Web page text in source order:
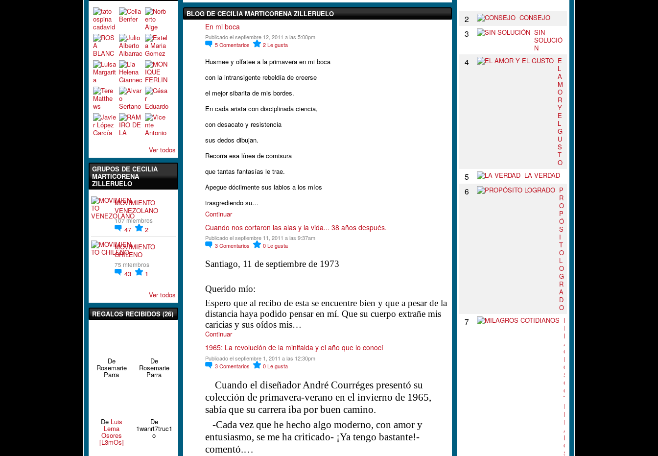
Ver todos
GRUPOS DE CECILIA
MARTICORENA
ZILLERUELO
MOVIMIENTO
VENEZOLANO
107 miembros
47
2
MOVIMIENTO
CHILENO
75 miembros
43 1
Ver todos
REGALOS RECIBIDOS (26)
De
Rosemarie
Parra
De
Rosemarie
Parra
De Luis
Lema
Osores
[L3mOs]
De
1wanrt7truc1
o
BLOG DE CECILIA MARTICORENA ZILLERUELO
En mi boca
Publicado el septiembre 12, 2011 a las 5:00pm
5Comentarios 2Le gusta
Husmee y olfatee a la primavera en mi boca
con la intransigente rebeldía de creerse
el mejor sibarita de mis bordes.
En cada arista con disciplinada ciencia,
con desacato y resistencia
sus dedos dibujan.
Recorra esa línea de comisura
que tantas fantasías le trae.
Apegue dócilmente sus labios a los míos
trasgrediendo su…
Continuar
Cuando nos cortaron las alas y la vida... 38 años después.
Publicado el septiembre 11, 2011 a las 9:37am
3Comentarios 0Le gusta
Santiago, 11 de septiembre de 1973
Querido mío:
Espero que al recibo de esta se encuentre bien y que a pesar de la
distancia haya podido pensar en mí. Que su cuerpo extrañe mis
caricias y sus oídos mis…
Continuar
1965: La revolución de la minifalda y el año que lo conocí
Publicado el septiembre 1, 2011 a las 12:30pm
3Comentarios 0Le gusta
Cuando el diseñador André Courréges presentó su
colección de primavera-verano en el invierno de 1965,
sabía que su carrera iba por buen camino.
-Cada vez que he hecho algo moderno, con amor y
entusiasmo, se me ha criticado- ¡Ya tengo bastante!-
comentó.…
2 CONSEJO
3
SIN
SOLUCIÓ
N
4
E
L
A
M
O
R
Y
E
L
G
U
S
T
O
5 LA VERDAD
6
P
R
O
P
Ó
S
I
T
O
L
O
G
R
A
D
O
7
M
I
L
A
G
R
O
S
C
O
T
I
D
I
A
N
O